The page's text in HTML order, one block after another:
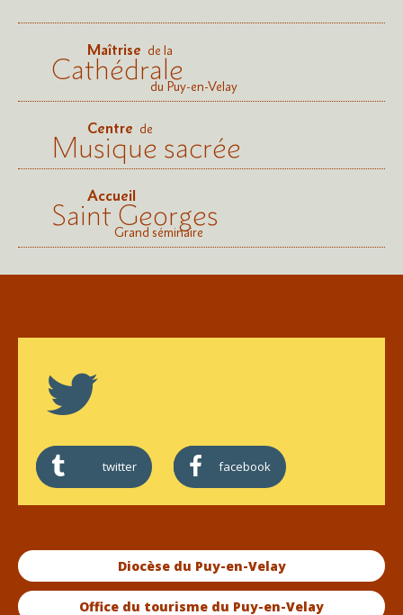
Maîtrise de la
Cathédraledu Puy-en-Velay
Centre de
Musique sacrée
Accueil
Saint Georges
Grand séminaire
twitter facebook
Diocèse du Puy-en-Velay
Office du tourisme du Puy-en-Velay